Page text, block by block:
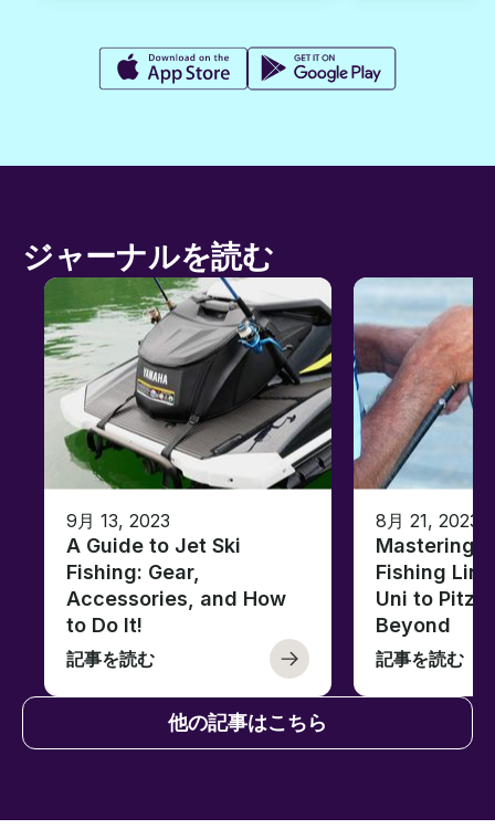
ジャーナルを読む
9月 13, 2023
A Guide to Jet Ski
Fishing: Gear,
Accessories, and How
to Do It!
記事を読む
8月 21, 2023
Mastering
Fishing
Uni to
Beyond
記事を読む
他の記事はこちら